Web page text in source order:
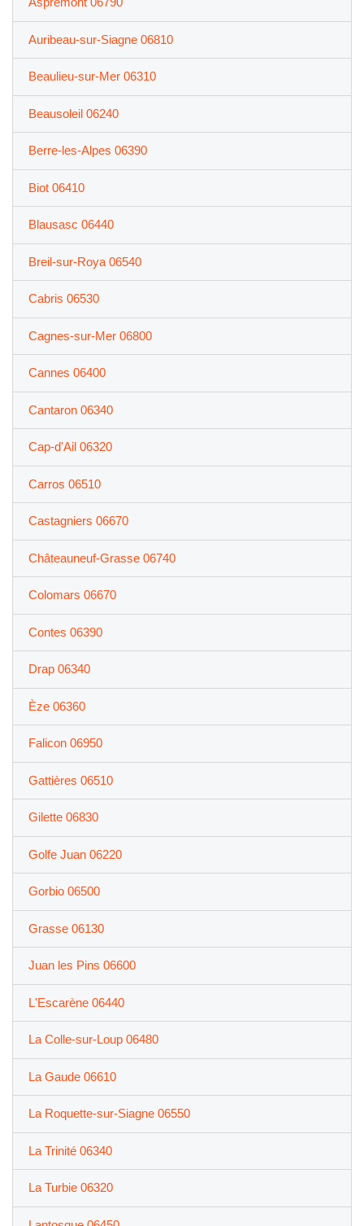
Auribeau-sur-Siagne 06810
Beaulieu-sur-Mer 06310
Beausoleil 06240
Berre-les-Alpes 06390
Biot 06410
Blausasc 06440
Breil-sur-Roya 06540
Cabris 06530
Cagnes-sur-Mer 06800
Cannes 06400
Cantaron 06340
Cap-d'Ail 06320
Carros 06510
Castagniers 06670
Châteauneuf-Grasse 06740
Colomars 06670
Contes 06390
Drap 06340
Èze 06360
Falicon 06950
Gattières 06510
Gilette 06830
Golfe Juan 06220
Gorbio 06500
Grasse 06130
Juan les Pins 06600
L'Escarène 06440
La Colle-sur-Loup 06480
La Gaude 06610
La Roquette-sur-Siagne 06550
La Trinité 06340
La Turbie 06320